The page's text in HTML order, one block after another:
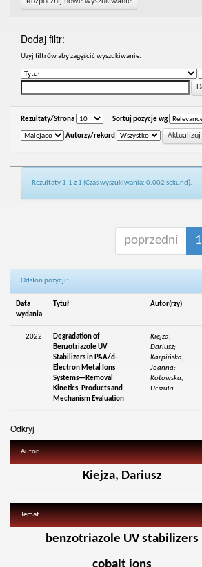
Dodaj filtr:
Uzyj filtrów aby zagęścić wyszukiwanie.
Rezultaty/Strona Sortuj pozycje wg
Autorzy/rekord
Rezultaty 1-1 z 1 (Czas wyszukiwania: 0.002 sekund).
poprzedni 1
Odsłon pozycji:
Data
wydania
Tytuł Autor(rzy)
2022
Degradation of
Benzotriazole UV
Stabilizers in PAA/d-
Electron Metal Ions
Systems—Removal
Kinetics, Products and
Mechanism Evaluation
Kiejza,
Dariusz;
Karpińska,
Joanna;
Kotowska,
Urszula
Odkryj
Autor
Kiejza, Dariusz
Temat
benzotriazole UV stabilizers